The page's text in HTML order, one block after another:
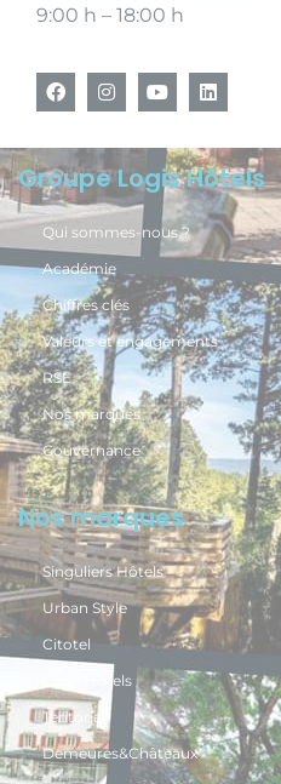
9:00 h – 18:00 h
Groupe Logis Hôtels
Qui sommes-nous ?
Académie
Chiffres clés
Valeurs et engagements
RSE
Nos marques
Gouvernance
Nos marques
Singuliers Hôtels
Urban Style
Citotel
Logis Hôtels
Teritoria
Demeures&Châteaux